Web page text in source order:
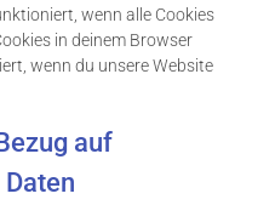
wenn alle Cookies
in deinem Browser
wenn du unsere Website
auf